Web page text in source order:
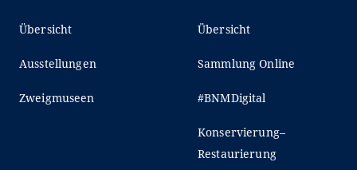
Übersicht
Ausstellungen
Zweigmuseen
Übersicht
Sammlung Online
#BNMDigital
Konservierung–
Restaurierung